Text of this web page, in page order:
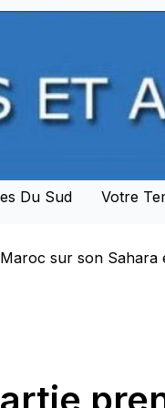
Du Sud Votre
avec le